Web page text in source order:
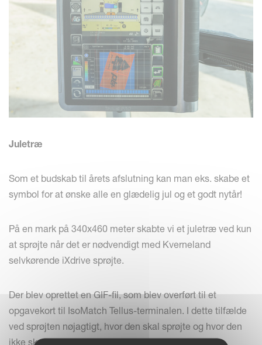
Juletræ
Som et budskab til årets afslutning kan man eks. skabe et
symbol for at ønske alle en glædelig jul og et godt nytår!
På en mark på 340x460 meter skabte vi et juletræ ved kun
at sprøjte når det er nødvendigt med Kverneland
selvkørende iXdrive sprøjte.
Der blev oprettet en GIF-fil, som blev overført til et
opgavekort til IsoMatch Tellus-terminalen. I dette tilfælde
ved sprøjten nøjagtigt, hvor den skal sprøjte og hvor den
ikke skal sprøjte.